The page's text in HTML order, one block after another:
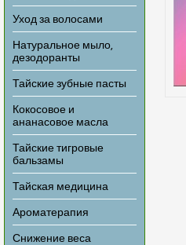
Уход за волосами
Натуральное мыло,
дезодоранты
Тайские зубные пасты
Кокосовое и
ананасовое масла
Тайские тигровые
бальзамы
Тайская медицина
Ароматерапия
Снижение веса